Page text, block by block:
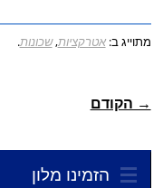
מתוייג ב:אטרקציות,שכונות.
→ הקודם
הזמינו מלון